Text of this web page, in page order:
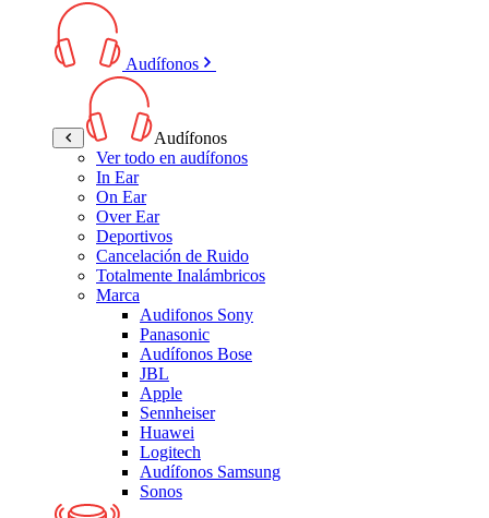
Audífonos
Audífonos
Ver todo en audífonos
In Ear
On Ear
Over Ear
Deportivos
Cancelación de Ruido
Totalmente Inalámbricos
Marca
Audifonos Sony
Panasonic
Audífonos Bose
JBL
Apple
Sennheiser
Huawei
Logitech
Audífonos Samsung
Sonos